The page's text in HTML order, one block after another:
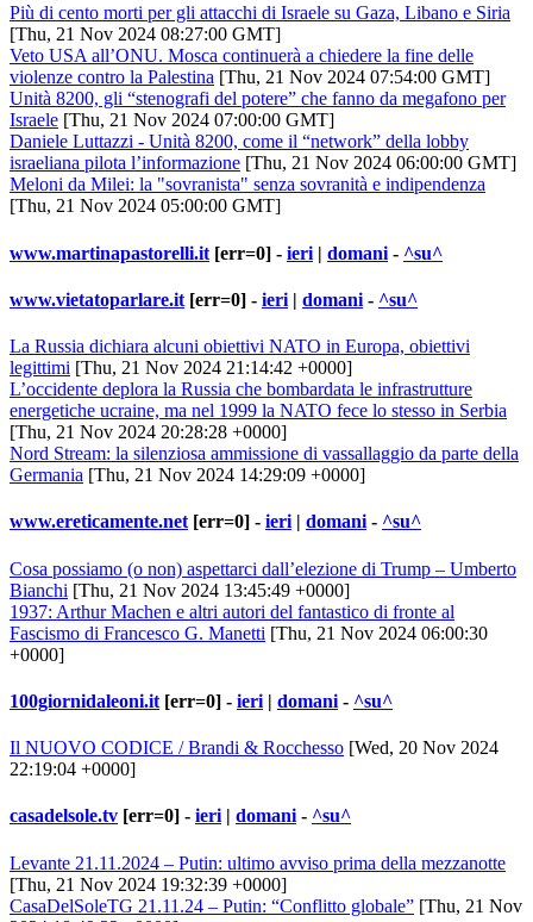
Più di cento morti per gli attacchi di Israele su Gaza, Libano e Siria
[Thu, 21 Nov 2024 08:27:00 GMT]
Veto USA all’ONU. Mosca continuerà a chiedere la fine delle
violenze contro la Palestina [Thu, 21 Nov 2024 07:54:00 GMT]
Unità 8200, gli “stenografi del potere” che fanno da megafono per
Israele [Thu, 21 Nov 2024 07:00:00 GMT]
Daniele Luttazzi - Unità 8200, come il “network” della lobby
israeliana pilota l’informazione [Thu, 21 Nov 2024 06:00:00 GMT]
Meloni da Milei: la "sovranista" senza sovranità e indipendenza
[Thu, 21 Nov 2024 05:00:00 GMT]
www.martinapastorelli.it [err=0] - ieri | domani - ^su^
www.vietatoparlare.it [err=0] - ieri | domani - ^su^
La Russia dichiara alcuni obiettivi NATO in Europa, obiettivi
legittimi [Thu, 21 Nov 2024 21:14:42 +0000]
L’occidente deplora la Russia che bombardata le infrastrutture
energetiche ucraine, ma nel 1999 la NATO fece lo stesso in Serbia
[Thu, 21 Nov 2024 20:28:28 +0000]
Nord Stream: la silenziosa ammissione di vassallaggio da parte della
Germania [Thu, 21 Nov 2024 14:29:09 +0000]
www.ereticamente.net [err=0] - ieri | domani - ^su^
Cosa possiamo (o non) aspettarci dall’elezione di Trump – Umberto
Bianchi [Thu, 21 Nov 2024 13:45:49 +0000]
1937: Arthur Machen e altri autori del fantastico di fronte al
Fascismo di Francesco G. Manetti [Thu, 21 Nov 2024 06:00:30
+0000]
100giornidaleoni.it [err=0] - ieri | domani - ^su^
Il NUOVO CODICE / Brandi & Rocchesso [Wed, 20 Nov 2024
22:19:04 +0000]
casadelsole.tv [err=0] - ieri| domani- ^su^
Levante 21.11.2024 – Putin: ultimo avviso prima della mezzanotte
[Thu, 21 Nov 2024 19:32:39 +0000]
CasaDelSoleTG 21.11.24 – Putin: “Conflitto globale” [Thu, 21 Nov